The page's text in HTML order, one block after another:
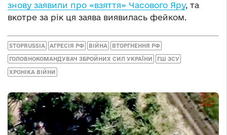
знову заявили про «взяття» Часового Яру, та
вкотре за рік ця заява виявилась фейком.
STOPRUSSIA АГРЕСІЯ РФ ВІЙНА ВТОРГНЕННЯ РФ
ГОЛОВНОКОМАНДУВАЧ ЗБРОЙНИХ СИЛ УКРАЇНИ ГШ ЗСУ
ХРОНІКА ВІЙНИ